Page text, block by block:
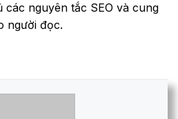
các nguyên tắc SEO và cung
người đọc.